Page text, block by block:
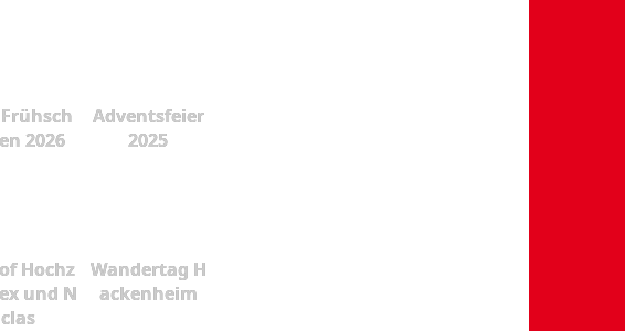
Frühsch
2026
Adventsfeier
2025
Hochz
und N
Wandertag H
ackenheim